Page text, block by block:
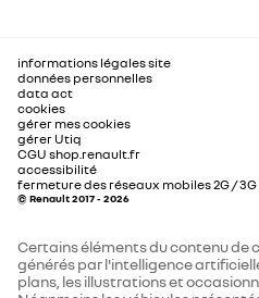
informations légales site
données personnelles
data act
cookies
gérer mes cookies
gérer Utiq
CGU shop.renault.fr
accessibilité
fermeture des réseaux mobiles 2G / 3G
© Renault 2017 - 2026
Certains éléments du contenu de
générés par l'intelligence
plans, les illustrations et